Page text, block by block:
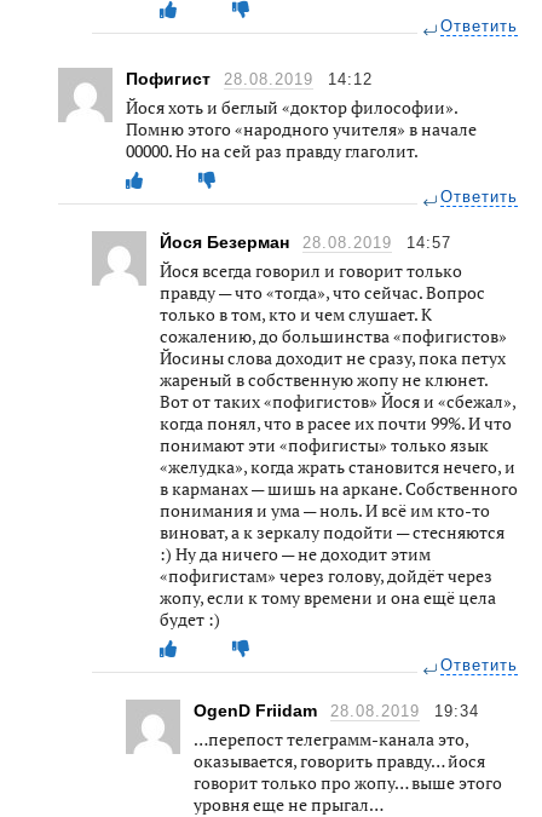
Ответить
Пофигист 28.08.2019 14:12
Йося хоть и беглый «доктор философии».
Помню этого «народного учителя» в начале
00000. Но на сей раз правду глаголит.
Ответить
Йося Безерман 28.08.2019 14:57
Йося всегда говорил и говорит только
правду — что «тогда», что сейчас. Вопрос
только в том, кто и чем слушает. К
сожалению, до большинства «пофигистов»
Йосины слова доходит не сразу, пока петух
жареный в собственную жопу не клюнет.
Вот от таких «пофигистов» Йося и «сбежал»,
когда понял, что в расее их почти 99%. И что
понимают эти «пофигисты» только язык
«желудка», когда жрать становится нечего, и
в карманах — шишь на аркане. Собственного
понимания и ума — ноль. И всё им кто-то
виноват, а к зеркалу подойти — стесняются
:) Ну да ничего — не доходит этим
«пофигистам» через голову, дойдёт через
жопу, если к тому времени и она ещё цела
будет :)
Ответить
OgenD Friidam 28.08.2019 19:34
…перепост телеграмм-канала это,
оказывается, говорить правду… йося
говорит только про жопу… выше этого
уровня еще не прыгал…